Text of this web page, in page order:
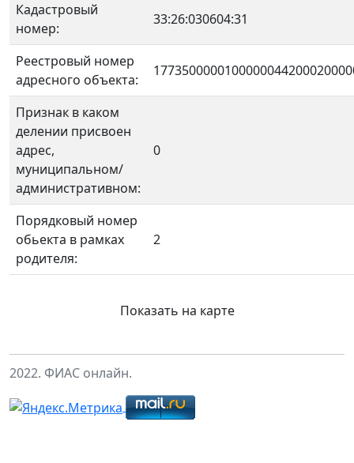
Кадастровый
номер:
33:26:030604:31
Реестровый номер
адресного объекта:
Признак в каком
делении присвоен
адрес,
муниципальном/
административном:
0
Порядковый номер
обьекта в рамках
родителя:
2
Показать на карте
2022. ФИАС онлайн.